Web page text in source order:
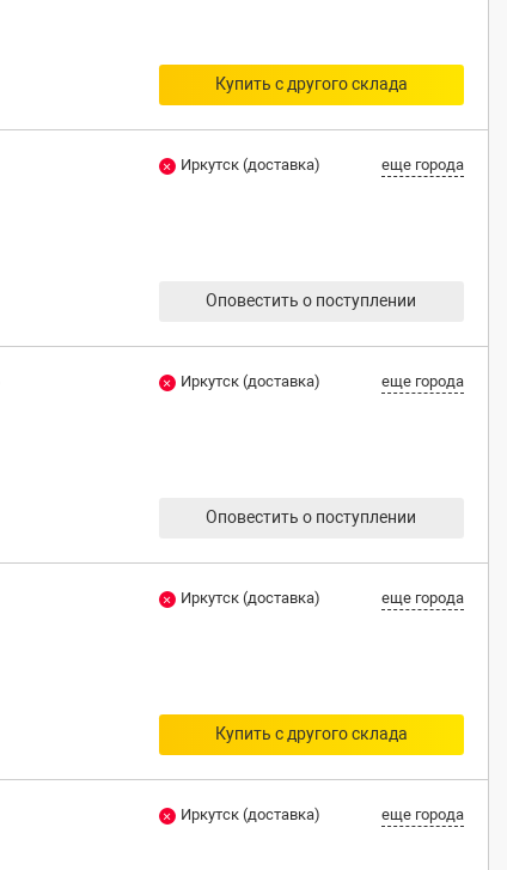
Купить с другого склада
Иркутск (доставка) еще города
Оповестить о поступлении
Иркутск (доставка) еще города
Оповестить о поступлении
Иркутск (доставка) еще города
Купить с другого склада
Иркутск (доставка) еще города